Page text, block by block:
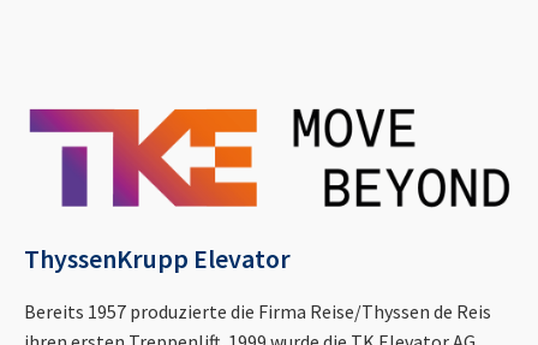
ThyssenKrupp Elevator
Bereits 1957 produzierte die Firma Reise/Thyssen de Reis